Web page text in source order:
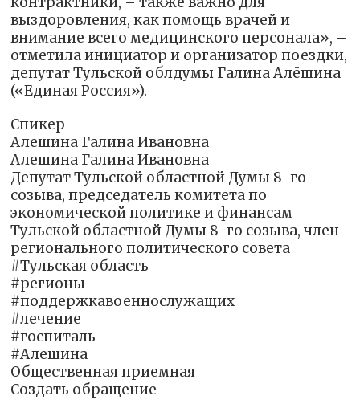
выздоровления, как помощь врачей и
внимание всего медицинского персонала», –
отметила инициатор и организатор поездки,
депутат Тульской облдумы Галина Алёшина
(«Единая Россия»).
Спикер
Алешина Галина Ивановна
Алешина Галина Ивановна
Депутат Тульской областной Думы 8-го
созыва, председатель комитета по
экономической политике и финансам
Тульской областной Думы 8-го созыва, член
регионального политического совета
#Тульская область
#регионы
#поддержкавоеннослужащих
#лечение
#госпиталь
#Алешина
Общественная приемная
Создать обращение